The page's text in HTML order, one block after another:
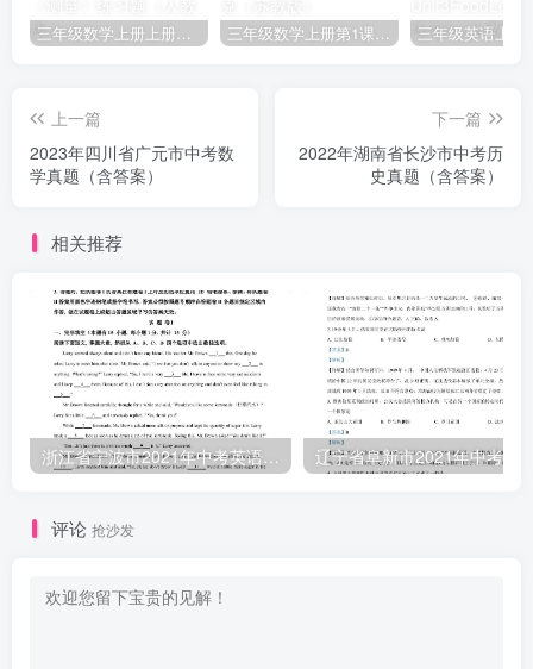
三年级数学上册上册第三单元《测量》练习题（人教版） 三年级数学上册第1课时认识千克（苏教版）
上一篇
2023年四川省广元市中考数
学真题（含答案）
下一篇
2022年湖南省长沙市中考历
史真题（含答案）
相关推荐
浙江省宁波市2021年中考英语试题（含答案）
评论 抢沙发